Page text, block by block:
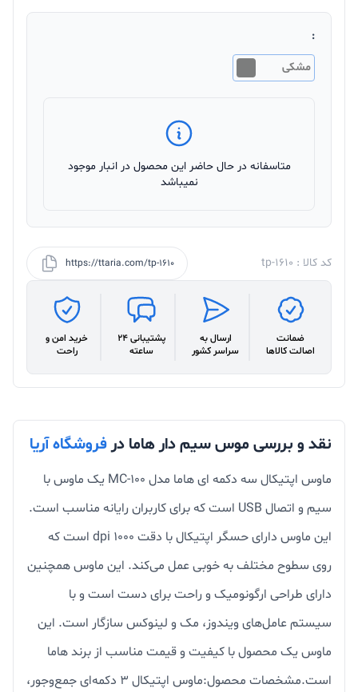
:
مشکی
متاسفانه در حال حاضر این محصول در انبار موجود
نمیباشد
کد کالا : tp-1610 https://ttaria.com/tp-1610
ضمانت
اصالت کالاها
ارسال به
سراسر کشور
پشتیبانی 24
ساعته
خرید امن و
راحت
نقد و بررسی موس سیم دار هاما درفروشگاه آریا
ماوس اپتیکال سه دکمه ای هاما مدل MC-100 یک ماوس با
سیم و اتصال USB است که برای کاربران رایانه مناسب است.
این ماوس دارای حسگر اپتیکال با دقت ۱۰۰۰ dpi است که
روی سطوح مختلف به خوبی عمل می‌کند. این ماوس همچنین
دارای طراحی ارگونومیک و راحت برای دست است و با
سیستم عامل‌های ویندوز، مک و لینوکس سازگار است. این
ماوس یک محصول با کیفیت و قیمت مناسب از برند هاما
است.مشخصات محصول:ماوس اپتیکال ۳ دکمه‌ای جمع‌وجور،